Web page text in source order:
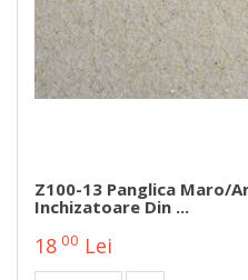
Z100-13 Panglica Maro/
Inchizatoare Din ...
18 00 Lei